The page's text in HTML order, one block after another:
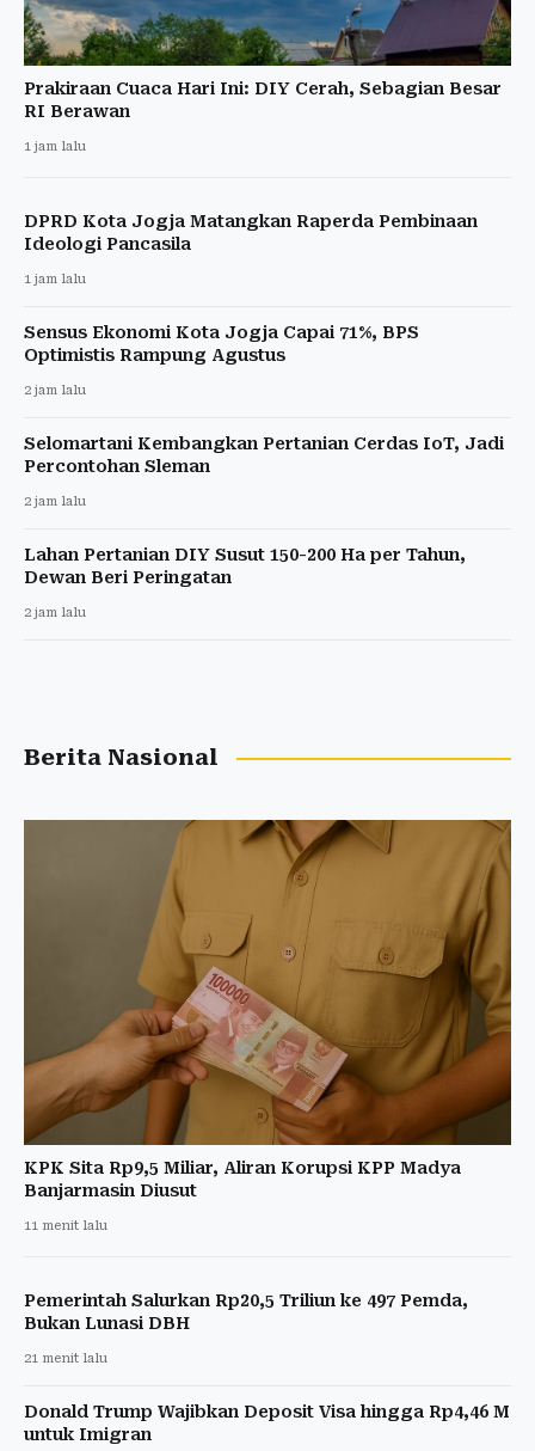
Prakiraan Cuaca Hari Ini: DIY Cerah, Sebagian Besar
RI Berawan
1 jam lalu
DPRD Kota Jogja Matangkan Raperda Pembinaan
Ideologi Pancasila
1 jam lalu
Sensus Ekonomi Kota Jogja Capai 71%, BPS
Optimistis Rampung Agustus
2 jam lalu
Selomartani Kembangkan Pertanian Cerdas IoT, Jadi
Percontohan Sleman
2 jam lalu
Lahan Pertanian DIY Susut 150-200 Ha per Tahun,
Dewan Beri Peringatan
2 jam lalu
Berita Nasional
KPK Sita Rp9,5 Miliar, Aliran Korupsi KPP Madya
Banjarmasin Diusut
11 menit lalu
Pemerintah Salurkan Rp20,5 Triliun ke 497 Pemda,
Bukan Lunasi DBH
21 menit lalu
Donald Trump Wajibkan Deposit Visa hingga Rp4,46 M
untuk Imigran